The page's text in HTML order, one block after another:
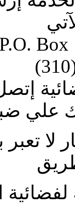
Box
إتصل
علي
لا